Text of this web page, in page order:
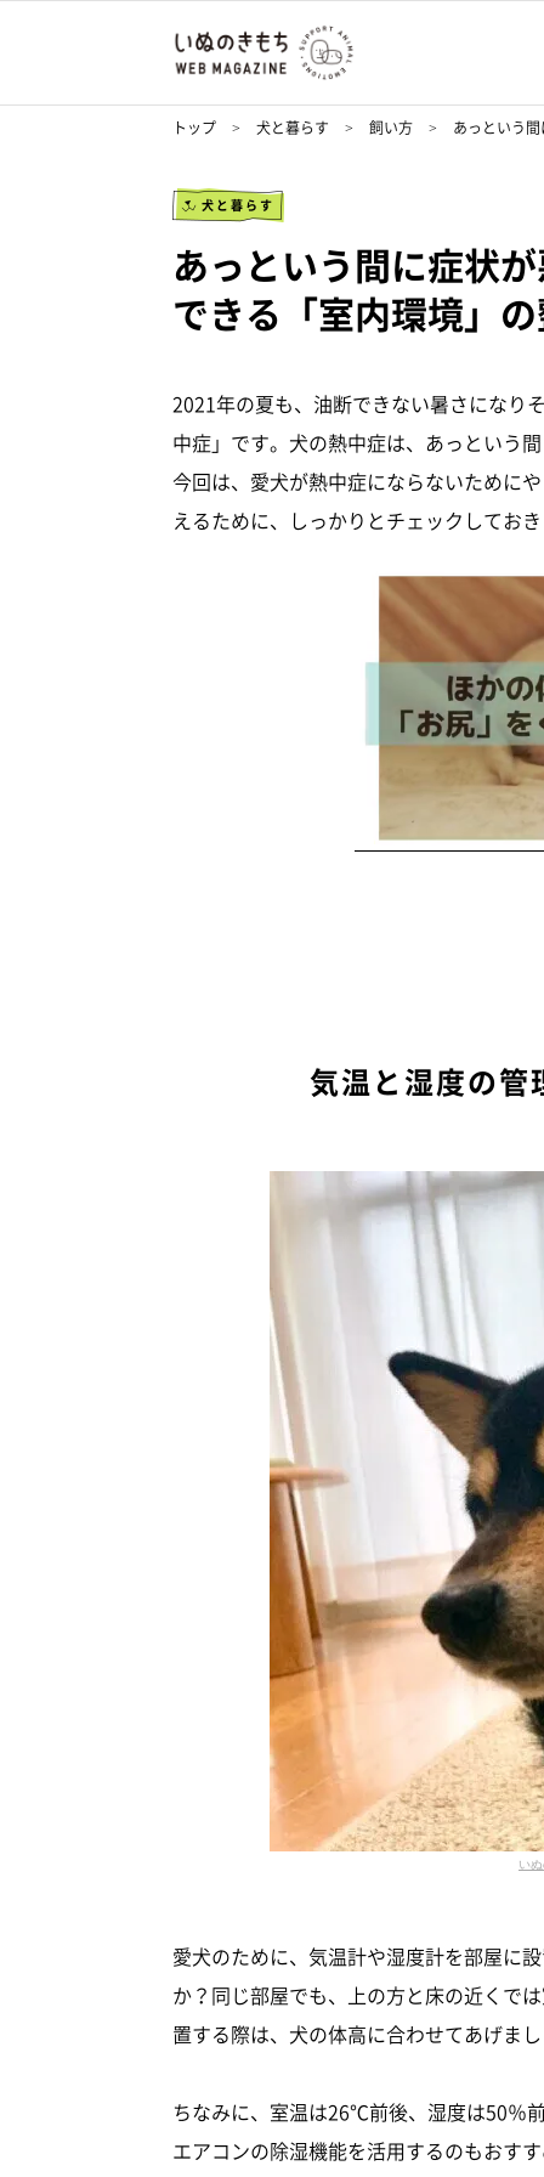
トップ 犬と暮らす 飼い方 あっという
犬と暮らす
あっという間に症状
できる「室内環境」
2021年の夏も、油断できない暑さになり
中症」です。犬の熱中症は、あっという
今回は、愛犬が熱中症にならないために
えるために、しっかりとチェックしてお
気温と湿度の管
い
愛犬のために、気温計や湿度計を部屋に
か？同じ部屋でも、上の方と床の近くで
置する際は、犬の体高に合わせてあげま
ちなみに、室温は26℃前後、湿度は50％
エアコンの除湿機能を活用するのもおす